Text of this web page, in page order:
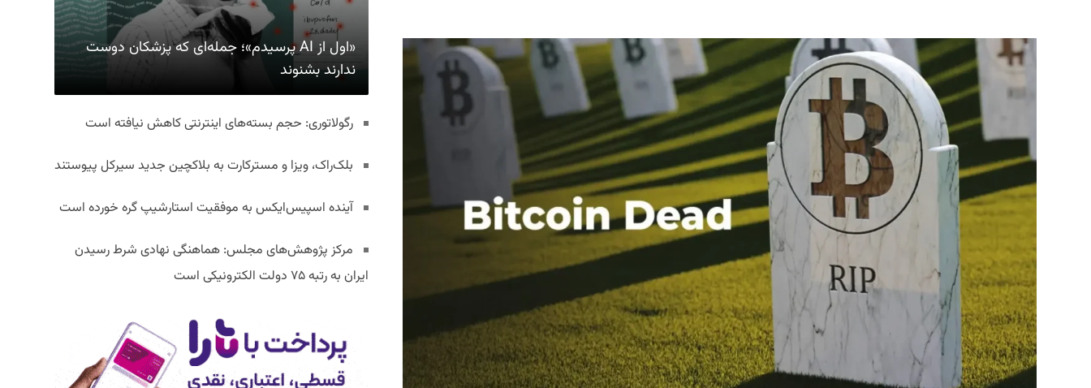
«اول از AI پرسیدم»؛ جمله‌ای که پزشکان دوست
ندارند بشنوند
رگولاتوری: حجم بسته‌های اینترنتی کاهش نیافته است
بلک‌راک، ویزا و مسترکارت به بلاکچین جدید سیرکل پیوستند
آینده اسپیس‌ایکس به موفقیت استارشیپ گره خورده است
مرکز پژوهش‌های مجلس: هماهنگی نهادی شرط رسیدن
ایران به رتبه ۷۵ دولت الکترونیکی است